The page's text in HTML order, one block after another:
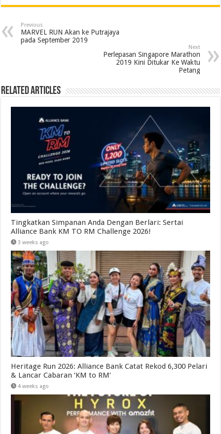
Previous
MARVEL RUN Akan ke Putrajaya
pada September 2019
Next
Perlepasan Singapore Marathon
2019 Kini Ditukar Ke Waktu
Petang
Related Articles
Tingkatkan Simpanan Anda Dengan Berlari: Sertai
Alliance Bank KM TO RM Challenge 2026!
3 weeks ago
Heritage Run 2026: Alliance Bank Catat Rekod 6,300 Pelari
& Lancar Cabaran ‘KM to RM’
4 weeks ago